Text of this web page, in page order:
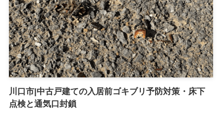
川口市|中古戸建ての入居前ゴキブリ予防対策・床下
点検と通気口封鎖